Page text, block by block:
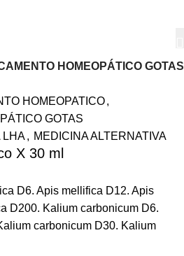
HOMEOPÁTICO GOTAS
HOMEOPATICO,
GOTAS
LHA, MEDICINA ALTERNATIVA
X 30 ml
D6. Apis mellifica D12. Apis
D200. Kalium carbonicum D6.
carbonicum D30. Kalium